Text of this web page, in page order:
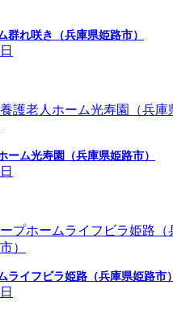
群れ咲き（兵庫県姫路市）
ーム光寿園（兵庫県姫路市）
ライフビラ姫路（兵庫県姫路市）